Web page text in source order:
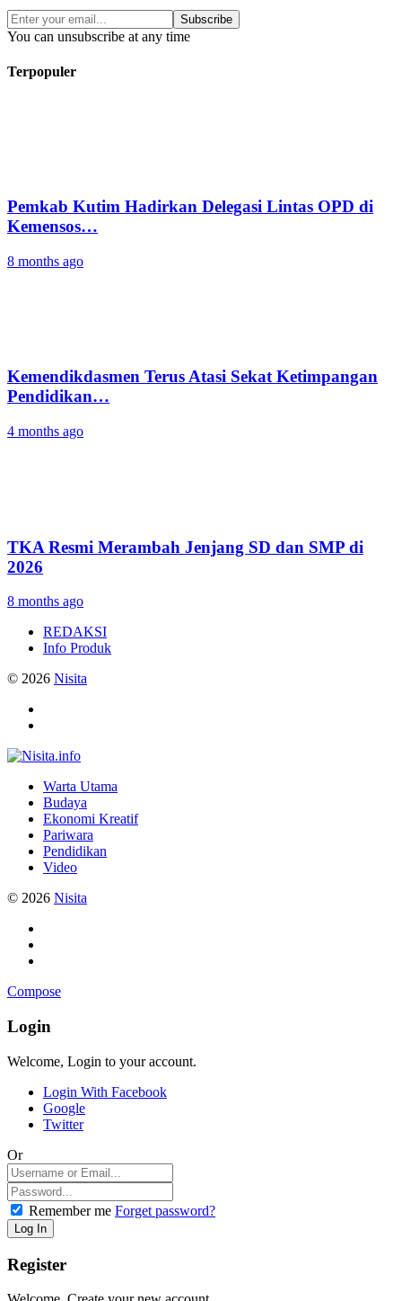
Subscribe
You can unsubscribe at any time
Terpopuler
Pemkab Kutim Hadirkan Delegasi Lintas OPD di
Kemensos…
8 months ago
Kemendikdasmen Terus Atasi Sekat Ketimpangan
Pendidikan…
4 months ago
TKA Resmi Merambah Jenjang SD dan SMP di
2026
8 months ago
REDAKSI
Info Produk
© 2026 Nisita
Warta Utama
Budaya
Ekonomi Kreatif
Pariwara
Pendidikan
Video
© 2026 Nisita
Compose
Login
Welcome, Login to your account.
Login With Facebook
Google
Twitter
Or
Remember me Forget password?
Register